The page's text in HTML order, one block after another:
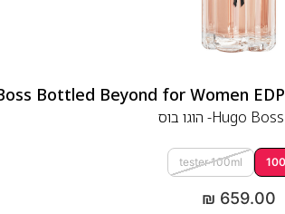
Hugo Boss- הוגו בוס
tester 100ml
₪ 659.00